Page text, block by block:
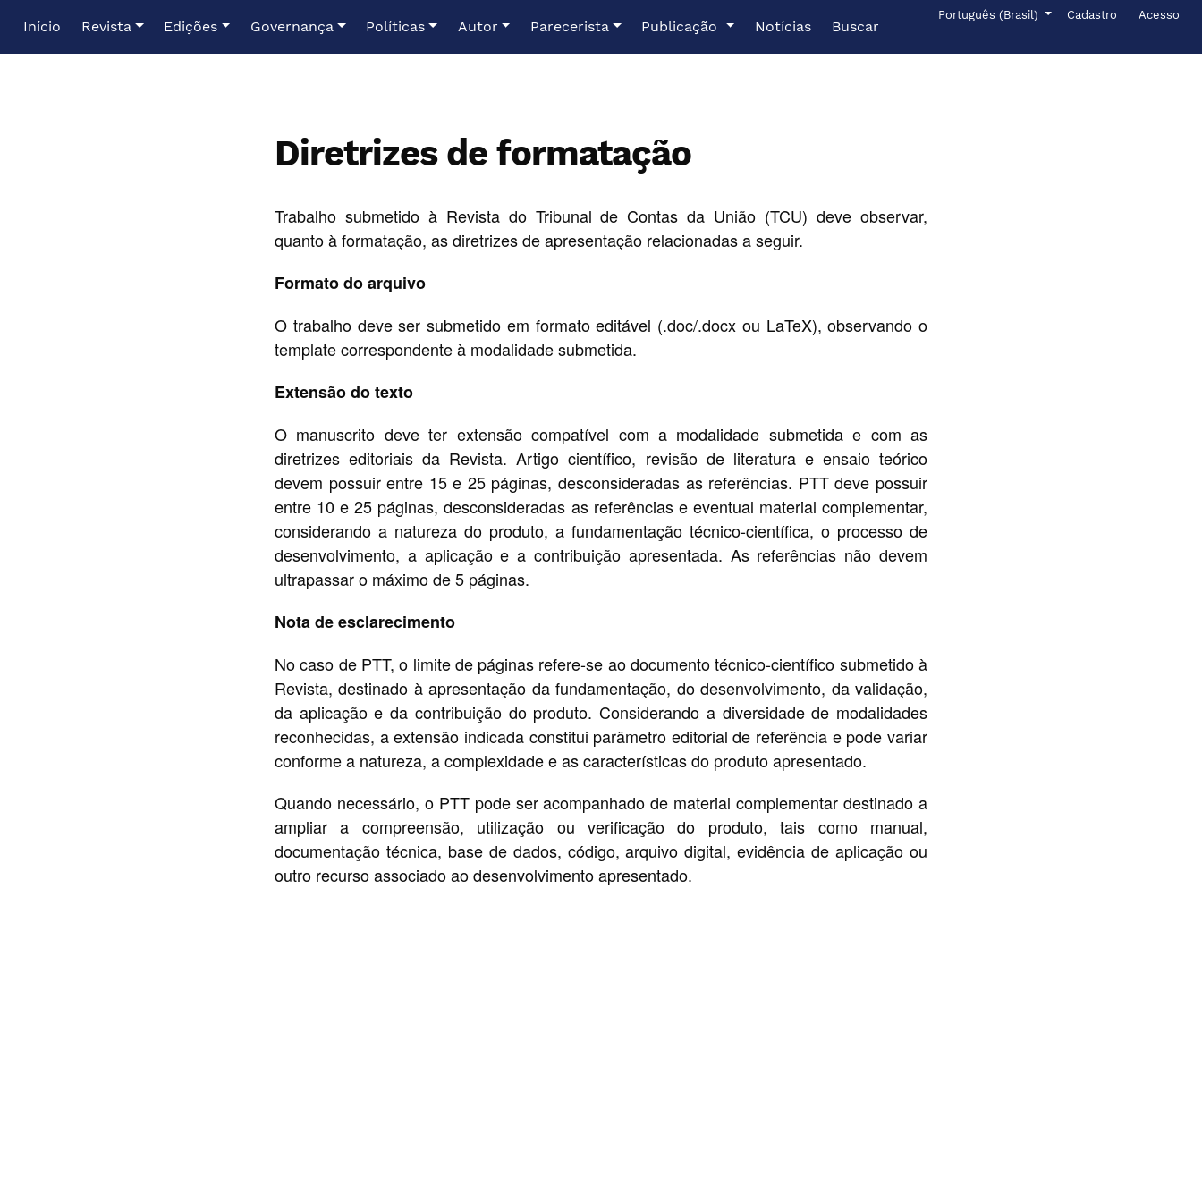
Idioma
Português (Brasil)
Menu de Cadastro Acesso
Início Revista Edições Governança Políticas Autor Parecerista Publicação Notícias Buscar
Diretrizes de formatação
Trabalho submetido à Revista do Tribunal de Contas da União (TCU) deve observar,
quanto à formatação, as diretrizes de apresentação relacionadas a seguir.
Formato do arquivo
O trabalho deve ser submetido em formato editável (.doc/.docx ou LaTeX), observando o
template correspondente à modalidade submetida.
Extensão do texto
O manuscrito deve ter extensão compatível com a modalidade submetida e com as
diretrizes editoriais da Revista. Artigo científico, revisão de literatura e ensaio teórico
devem possuir entre 15 e 25 páginas, desconsideradas as referências. PTT deve possuir
entre 10 e 25 páginas, desconsideradas as referências e eventual material complementar,
considerando a natureza do produto, a fundamentação técnico-científica, o processo de
desenvolvimento, a aplicação e a contribuição apresentada. As referências não devem
ultrapassar o máximo de 5 páginas.
Nota de esclarecimento
No caso de PTT, o limite de páginas refere-se ao documento técnico-científico submetido à
Revista, destinado à apresentação da fundamentação, do desenvolvimento, da validação,
da aplicação e da contribuição do produto. Considerando a diversidade de modalidades
reconhecidas, a extensão indicada constitui parâmetro editorial de referência e pode variar
conforme a natureza, a complexidade e as características do produto apresentado.
Quando necessário, o PTT pode ser acompanhado de material complementar destinado a
ampliar a compreensão, utilização ou verificação do produto, tais como manual,
documentação técnica, base de dados, código, arquivo digital, evidência de aplicação ou
outro recurso associado ao desenvolvimento apresentado.